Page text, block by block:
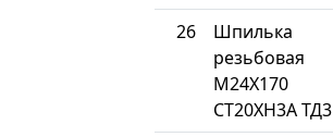
26
Шпилька
резьбовая
М24Х170
СТ20ХН3А ТД3